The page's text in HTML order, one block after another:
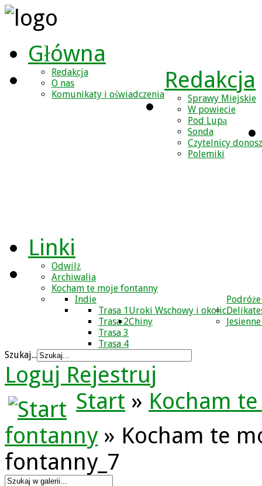
Główna
Redakcja
Redakcja
O nas
Komunikaty i oświadczenia
Sprawy Miejskie
W powiecie
Pod Lupą
Sonda
Czytelnicy
Polemiki
Linki
Odwilż
Archiwalia
Kocham te moje fontanny
Indie
Uroki Wschowy i okolic
Trasa 1
Trasa 2
Trasa 3
Trasa 4
Chiny
Szukaj...
Loguj Rejestruj
Start » Kocham
fontanny» Kocham te
fontanny_7